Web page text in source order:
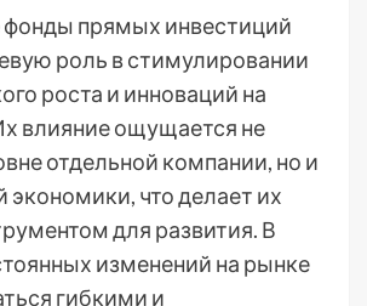
фонды прямых инвестиций
роль в стимулировании
роста и инноваций на
влияние ощущается не
отдельной компании, но и
экономики, что делает их
для развития. В
изменений на рынке
гибкими и